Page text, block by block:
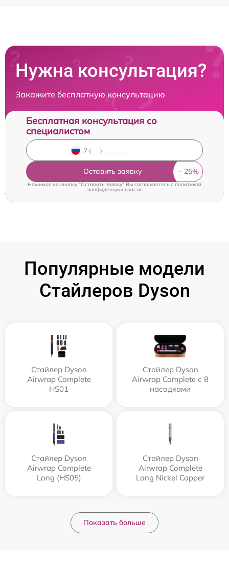
Нужна консультация?
Закажите бесплатную консультацию
Бесплатная консультация со
специалистом
Оставить заявку
Нажимая на кнопку "Оставить заявку" Вы соглашаетесь c политикой
конфиденциальности
Популярные модели
Стайлеров Dyson
Стайлер Dyson
Airwrap Complete
HS01
Стайлер Dyson
Airwrap Complete с 8
насадками
Стайлер Dyson
Airwrap Complete
Long (HS05)
Стайлер Dyson
Airwrap Complete
Long Nickel Copper
Показать больше